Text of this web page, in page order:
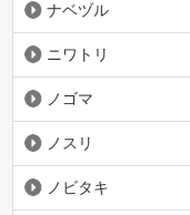
ナベヅル
ニワトリ
ノゴマ
ノスリ
ノビタキ